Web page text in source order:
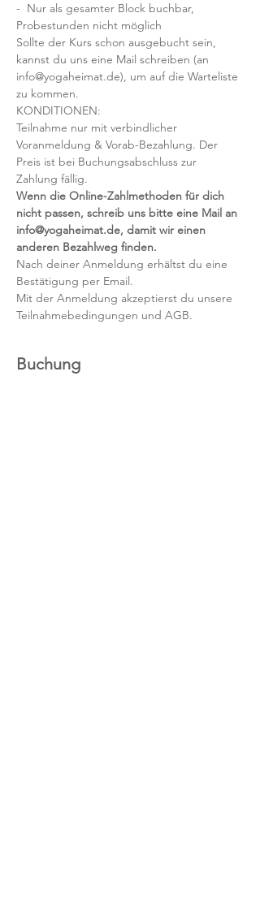
-  Nur als gesamter Block buchbar,
Probestunden nicht möglich
Sollte der Kurs schon ausgebucht sein,
kannst du uns eine Mail schreiben (an
info@yogaheimat.de), um auf die Warteliste
zu kommen.
KONDITIONEN:
Teilnahme nur mit verbindlicher
Voranmeldung & Vorab-Bezahlung. Der
Preis ist bei Buchungsabschluss zur
Zahlung fällig.
Wenn die Online-Zahlmethoden für dich
nicht passen, schreib uns bitte eine Mail an
info@yogaheimat.de, damit wir einen
anderen Bezahlweg finden.
Nach deiner Anmeldung erhältst du eine
Bestätigung per Email.
Mit der Anmeldung akzeptierst du unsere
Teilnahmebedingungen und AGB.
Buchung